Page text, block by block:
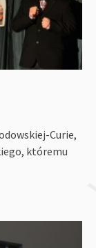
Curie,
któremu